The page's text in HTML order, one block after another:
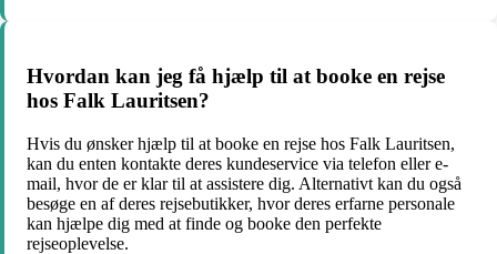
Hvordan kan jeg få hjælp til at booke en rejse
hos Falk Lauritsen?
Hvis du ønsker hjælp til at booke en rejse hos Falk Lauritsen,
kan du enten kontakte deres kundeservice via telefon eller e-
mail, hvor de er klar til at assistere dig. Alternativt kan du også
besøge en af deres rejsebutikker, hvor deres erfarne personale
kan hjælpe dig med at finde og booke den perfekte
rejseoplevelse.